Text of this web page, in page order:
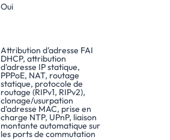
Oui
Attribution d'adresse FAI
DHCP, attribution
d'adresse IP statique,
PPPoE, NAT, routage
statique, protocole de
routage (RIPv1, RIPv2),
clonage/usurpation
d'adresse MAC, prise en
charge NTP, UPnP, liaison
montante automatique sur
les ports de commutation